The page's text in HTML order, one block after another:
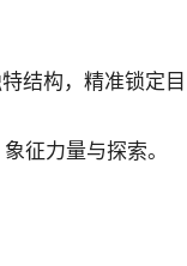
结构，精准锁定目
征力量与探索。